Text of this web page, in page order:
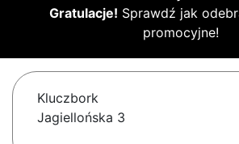
Gratulacje! Sprawdź jak
promocyjne!
Kluczbork
Jagiellońska 3